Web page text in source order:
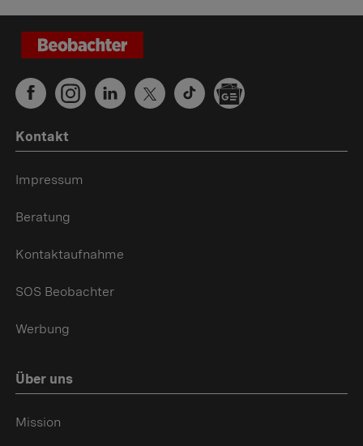
Kontakt
Impressum
Beratung
Kontaktaufnahme
SOS Beobachter
Werbung
Über uns
Mission